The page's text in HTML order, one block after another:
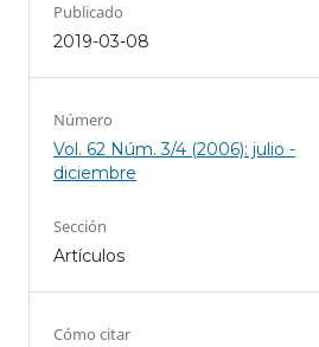
Publicado
2019-03-08
Número
Vol. 62 Núm. 3/4 (2006): julio -
diciembre
Sección
Artículos
Cómo citar